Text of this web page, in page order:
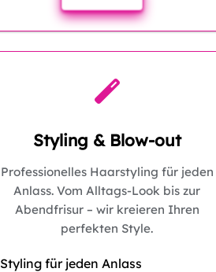
Styling & Blow-out
Professionelles Haarstyling für jeden
Anlass. Vom Alltags-Look bis zur
Abendfrisur – wir kreieren Ihren
perfekten Style.
Styling für jeden Anlass